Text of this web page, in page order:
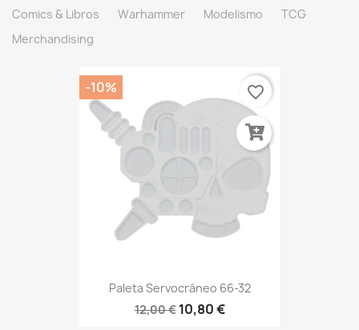
Comics & Libros
Warhammer Modelismo
TCG
Merchandising
Paleta Servocráneo 66-32
12,00 € 10,80 €
-10% favorite_border